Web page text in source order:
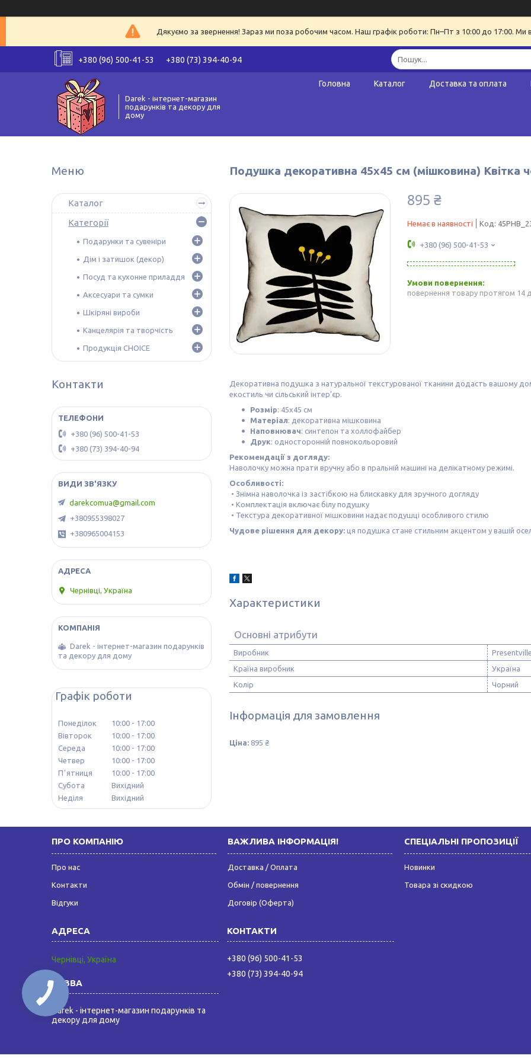
Дякуємо за звернення! Зараз ми поза робочим часом. Наш графік роботи: Пн–Пт з 10:00 до 17:00. Ми
+380 (96) 500-41-53 +380 (73) 394-40-94
Darek - інтернет-магазин
подарунків та декору для
дому
Головна Каталог Доставка та оплата
Подушка декоративна 45х45 см (мішковина) Квітка
895 ₴
Немає в наявності Код:
+380 (96) 500-41-53
повернення товару протягом 14
Декоративна подушка з натуральної текстурованої тканини додасть вашому
екостиль чи сільський інтер’єр.
Розмір: 45х45 см
Матеріал: декоративна мішковина
Наповнювач: синтепон та холлофайбер
Друк: односторонній повнокольоровий
Рекомендації з догляду:
Наволочку можна прати вручну або в пральній машині на делікатному режимі.
Особливості:
• Знімна наволочка із застібкою на блискавку для зручного догляду
• Комплектація включає білу подушку
• Текстура декоративної мішковини надає подушці особливого стилю
Чудове рішення для декору: ця подушка стане стильним акцентом у вашій
Характеристики
Основні атрибути
Виробник
Країна виробник
Україна
Колір
Чорний
Інформація для замовлення
Ціна: 895 ₴
Каталог
Категорії
Подарунки та сувеніри
Дім і затишок (декор)
Посуд та кухонне приладдя
Аксесуари та сумки
Шкіряні вироби
Канцелярія та творчість
Продукція CHOICE
Контакти
+380 (96) 500-41-53
+380 (73) 394-40-94
darekcomua@gmail.com
+380955398027
+380965004153
Чернівці, Україна
Darek - інтернет-магазин подарунків
та декору для дому
Графік роботи
Понеділок 10:00
17:00
Вівторок
10:00
17:00
Середа
10:00
17:00
Четвер
10:00
17:00
Пʼятниця
10:00
17:00
Субота
Вихідний
Неділя
Вихідний
ПРО КОМПАНІЮ
Про нас
Контакти
Відгуки
ВАЖЛИВА ІНФОРМАЦІЯ!
Доставка / Оплата
Обмін / повернення
Договір (Оферта)
СПЕЦІАЛЬНІ ПРОПОЗИЦІЇ
Новинки
Товара зі скидкою
Чернівці, Україна
Darek - інтернет-магазин подарунків та
декору для дому
+380 (96) 500-41-53
+380 (73) 394-40-94